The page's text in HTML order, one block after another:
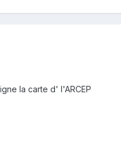
la carte d' l'ARCEP